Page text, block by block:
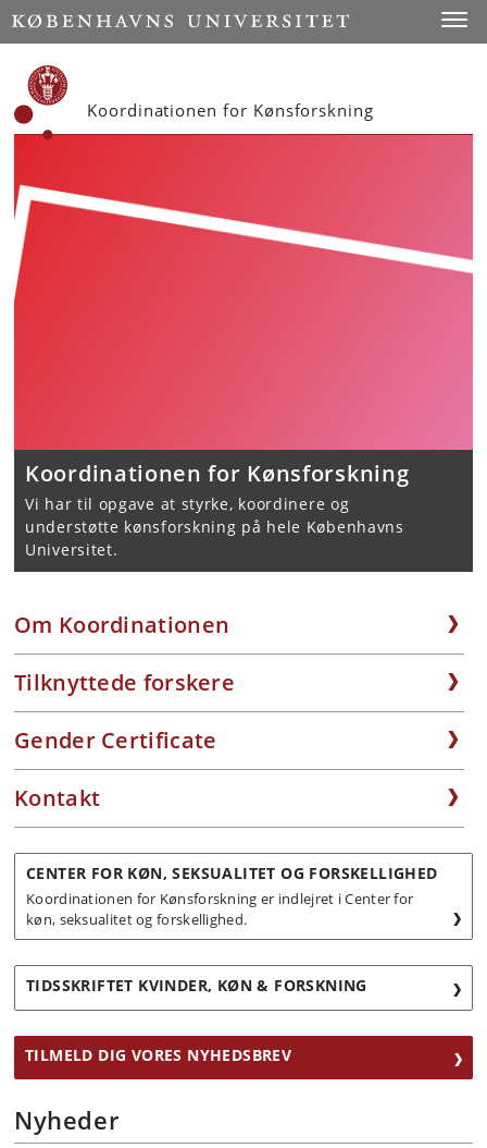
Start
Koordinationen for Kønsforskning
Koordinationen for Kønsforskning
Vi har til opgave at styrke, koordinere og
understøtte kønsforskning på hele Københavns
Universitet.
Om Koordinationen
Tilknyttede forskere
Gender Certificate
Kontakt
CENTER FOR KØN, SEKSUALITET OG FORSKELLIGHED
Koordinationen for Kønsforskning er indlejret i Center for
køn, seksualitet og forskellighed.
TIDSSKRIFTET KVINDER, KØN & FORSKNING
TILMELD DIG VORES NYHEDSBREV
Nyheder